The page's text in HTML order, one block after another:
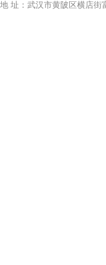
地 址：武汉市黄陂区横店街